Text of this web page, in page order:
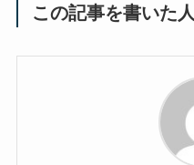
この記事を書いた人